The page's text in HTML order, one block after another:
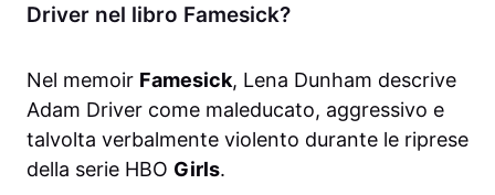
Driver nel libro Famesick?
Nel memoir Famesick, Lena Dunham descrive
Adam Driver come maleducato, aggressivo e
talvolta verbalmente violento durante le riprese
della serie HBO Girls.